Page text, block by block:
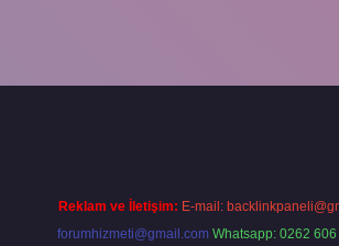
Reklam ve İletişim: E-mail:
forumhizmeti@gmail.com Whatsapp: 0262 606